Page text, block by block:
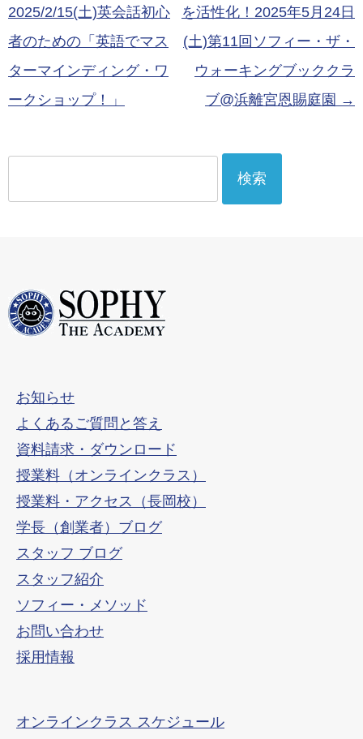
2025/2/15(土)英会話初心
者のための「英語でマス
ターマインディング・ワ
ークショップ！」
を活性化！2025年5月24日
(土)第11回ソフィー・ザ・
ウォーキングブッククラ
ブ@浜離宮恩賜庭園 →
索:
お知らせ
よくあるご質問と答え
資料請求・ダウンロード
授業料（オンラインクラス）
授業料・アクセス（長岡校）
学長（創業者）ブログ
スタッフ ブログ
スタッフ紹介
ソフィー・メソッド
お問い合わせ
採用情報
オンラインクラス スケジュール